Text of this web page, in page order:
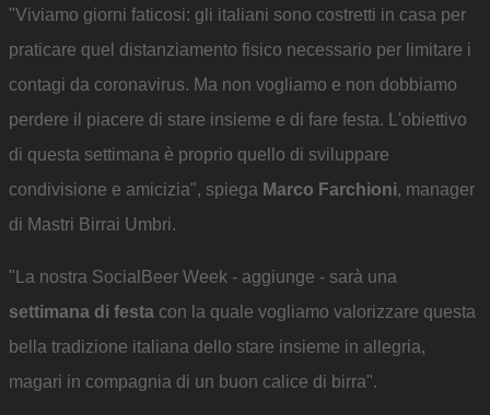
"Viviamo giorni faticosi: gli italiani sono costretti in casa per
praticare quel distanziamento fisico necessario per limitare i
contagi da coronavirus. Ma non vogliamo e non dobbiamo
perdere il piacere di stare insieme e di fare festa. L'obiettivo
di questa settimana è proprio quello di sviluppare
condivisione e amicizia", spiega Marco Farchioni, manager
di Mastri Birrai Umbri.
"La nostra SocialBeer Week - aggiunge - sarà una
settimana di festa con la quale vogliamo valorizzare questa
bella tradizione italiana dello stare insieme in allegria,
magari in compagnia di un buon calice di birra".